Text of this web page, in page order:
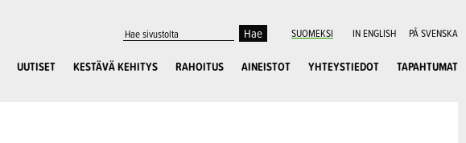
SUOMEKSI IN ENGLISH PÅ SVENSKA
UUTISET KESTÄVÄ KEHITYS RAHOITUS AINEISTOT YHTEYSTIEDOT TAPAHTUMAT